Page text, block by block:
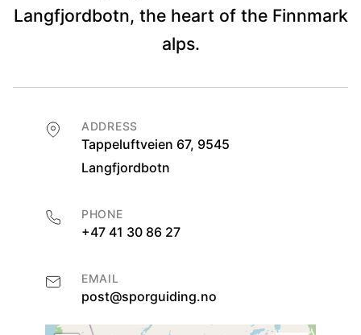
Langfjordbotn, the heart of the Finnmark
alps.
ADDRESS
Tappeluftveien 67, 9545
Langfjordbotn
PHONE
+47 41 30 86 27
EMAIL
post@sporguiding.no